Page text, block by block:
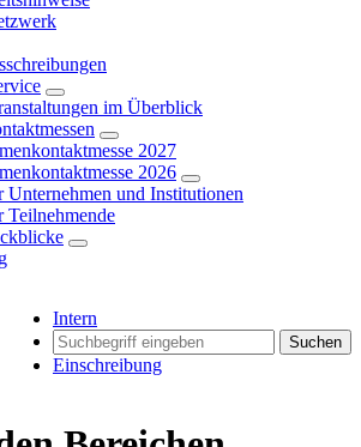
im Überblick
2027
2026
Unternehmen und Institutionen
Teilnehmende
Intern
Suchen
Einschreibung